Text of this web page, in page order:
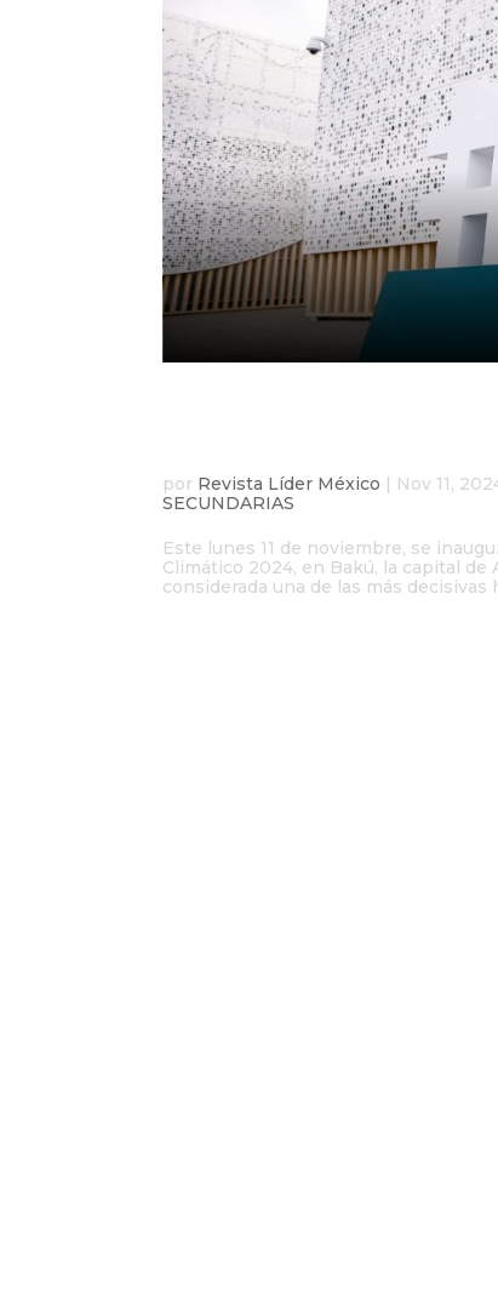
por Revista Líder México | Nov 11,
SECUNDARIAS
Este lunes 11 de noviembre, se
Climático 2024, en Bakú, la capital
considerada una de las más decisivas